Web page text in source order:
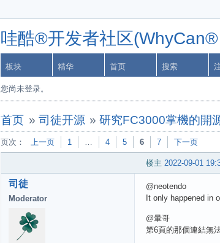
哇酷®开发者社区
板块 精华 首页 搜索
您尚未登录。
首页 » 司徒开源 »研究FC3000掌機的開
页次： 上一页 1 … 4 5 6 7 下一页
楼主 2022-09-01
司徒
Moderator
@neotendo
It only happened in
@暈哥
第6頁的那個連結無